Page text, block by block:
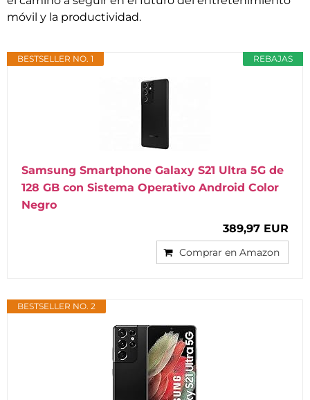
móvil y la productividad.
REBAJAS
BESTSELLER NO. 1
Samsung Smartphone Galaxy S21 Ultra 5G de
128 GB con Sistema Operativo Android Color
Negro
389,97 EUR
Comprar en Amazon
BESTSELLER NO. 2